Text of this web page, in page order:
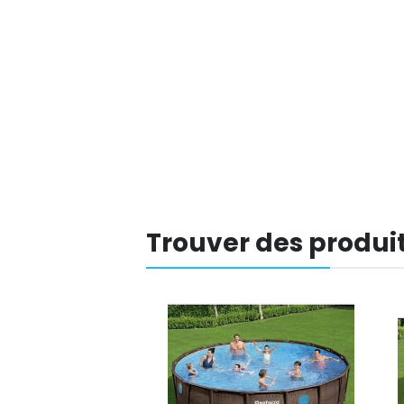
Trouver des